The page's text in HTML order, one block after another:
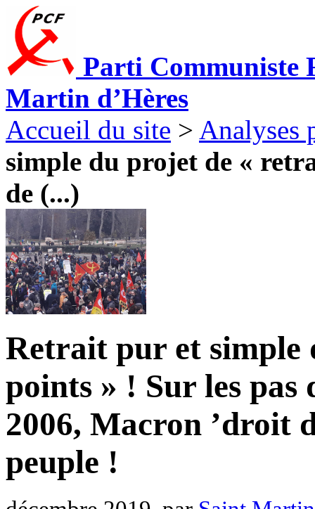
Parti Communiste
Martin d’Hères
Accueil du site > Analyses
simple du projet de «
de (...)
Retrait pur et simple
points » ! Sur les pas
2006, Macron ’droit
peuple !